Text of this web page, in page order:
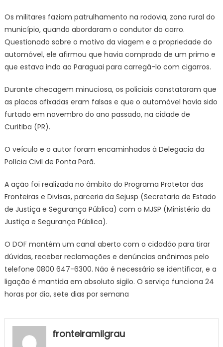
seria
usado
no
contrabando
Os militares faziam patrulhamento na rodovia, zona rural do
município, quando abordaram o condutor do carro.
Questionado sobre o motivo da viagem e a propriedade do
automóvel, ele afirmou que havia comprado de um primo e
que estava indo ao Paraguai para carregá-lo com cigarros.
Durante checagem minuciosa, os policiais constataram que
as placas afixadas eram falsas e que o automóvel havia sido
furtado em novembro do ano passado, na cidade de
Curitiba (PR).
O veículo e o autor foram encaminhados à Delegacia da
Polícia Civil de Ponta Porã.
A ação foi realizada no âmbito do Programa Protetor das
Fronteiras e Divisas, parceria da Sejusp (Secretaria de Estado
de Justiça e Segurança Pública) com o MJSP (Ministério da
Justiça e Segurança Pública).
O DOF mantém um canal aberto com o cidadão para tirar
dúvidas, receber reclamações e denúncias anônimas pelo
telefone 0800 647-6300. Não é necessário se identificar, e a
ligação é mantida em absoluto sigilo. O serviço funciona 24
horas por dia, sete dias por semana
fronteiramilgrau